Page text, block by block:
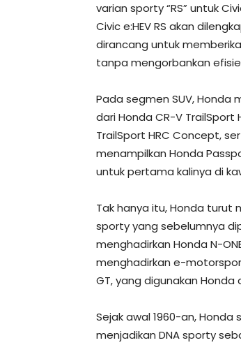
varian sporty “RS” untuk
Civic e:HEV RS akan
dirancang untuk
tanpa mengorbankan
Pada segmen SUV, Honda
dari Honda CR-V TrailSport
TrailSport HRC Concept,
menampilkan Honda
untuk pertama kalinya di
Tak hanya itu, Honda turut
sporty yang sebelumnya
menghadirkan Honda N-
menghadirkan e-
GT, yang digunakan Honda
Sejak awal 1960-an,
menjadikan DNA sporty